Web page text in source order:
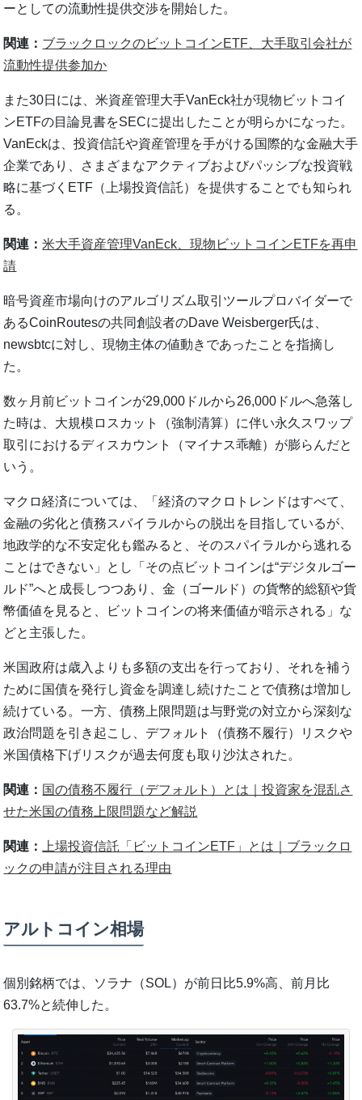
ーとしての流動性提供交渉を開始した。
関連： ブラックロックのビットコインETF、大手取引会社が
流動性提供参加か
また30日には、米資産管理大手VanEck社が現物ビットコイ
ンETFの目論見書をSECに提出したことが明らかになった。
VanEckは、投資信託や資産管理を手がける国際的な金融大手
企業であり、さまざまなアクティブおよびパッシブな投資戦
略に基づくETF（上場投資信託）を提供することでも知られ
る。
関連：米大手資産管理VanEck、現物ビットコインETFを再申
請
暗号資産市場向けのアルゴリズム取引ツールプロバイダーで
あるCoinRoutesの共同創設者のDave Weisberger氏は、
newsbtcに対し、現物主体の値動きであったことを指摘し
た。
数ヶ月前ビットコインが29,000ドルから26,000ドルへ急落し
た時は、大規模ロスカット（強制清算）に伴い永久スワップ
取引におけるディスカウント（マイナス乖離）が膨らんだと
いう。
マクロ経済については、「経済のマクロトレンドはすべて、
金融の劣化と債務スパイラルからの脱出を目指しているが、
地政学的な不安定化も鑑みると、そのスパイラルから逃れる
ことはできない」とし「その点ビットコインは“デジタルゴー
ルド”へと成長しつつあり、金（ゴールド）の貨幣的総額や貨
幣価値を見ると、ビットコインの将来価値が暗示される」な
どと主張した。
米国政府は歳入よりも多額の支出を行っており、それを補う
ために国債を発行し資金を調達し続けたことで債務は増加し
続けている。一方、債務上限問題は与野党の対立から深刻な
政治問題を引き起こし、デフォルト（債務不履行）リスクや
米国債格下げリスクが過去何度も取り沙汰された。
関連： 国の債務不履行（デフォルト）とは｜投資家を混乱さ
せた米国の債務上限問題など解説
関連：
上場投資信託「ビットコインETF」とは｜ブラックロ
ックの申請が注目される理由
アルトコイン相場
個別銘柄では、ソラナ（SOL）が前日比5.9%高、前月比
63.7%と続伸した。